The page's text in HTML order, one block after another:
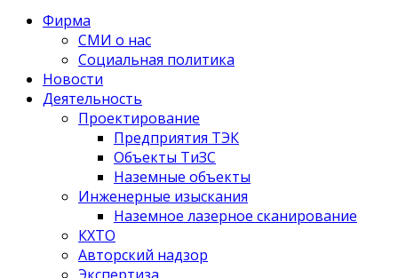
Фирма
СМИ о нас
Социальная политика
Новости
Деятельность
Проектирование
Предприятия ТЭК
Объекты ТиЗС
Наземные объекты
Инженерные изыскания
Наземное лазерное сканирование
КХТО
Авторский надзор